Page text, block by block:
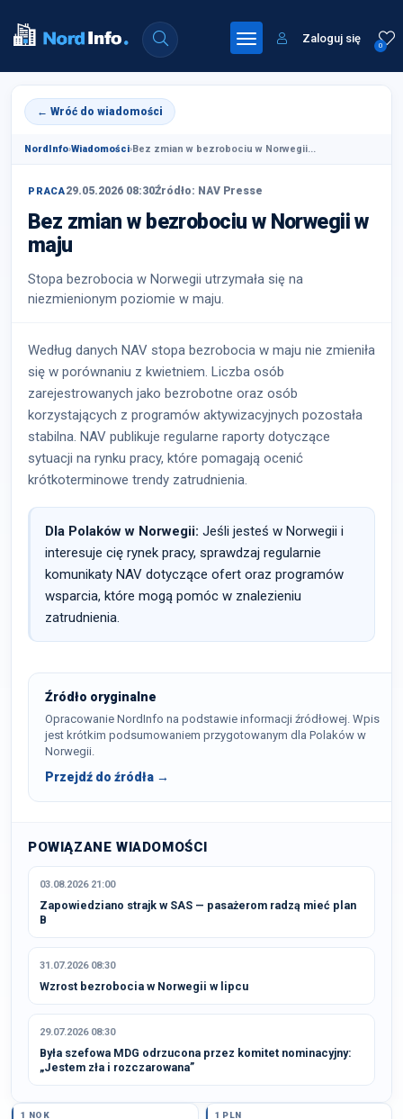
0
Zaloguj się
← Wróć do wiadomości
NordInfo›Wiadomości›Bez zmian w bezrobociu w Norwegii...
PRACA29.05.2026 08:30Źródło: NAV Presse
Bez zmian w bezrobociu w Norwegii w
maju
Stopa bezrobocia w Norwegii utrzymała się na
niezmienionym poziomie w maju.
Według danych NAV stopa bezrobocia w maju nie zmieniła
się w porównaniu z kwietniem. Liczba osób
zarejestrowanych jako bezrobotne oraz osób
korzystających z programów aktywizacyjnych pozostała
stabilna. NAV publikuje regularne raporty dotyczące
sytuacji na rynku pracy, które pomagają ocenić
krótkoterminowe trendy zatrudnienia.
Dla Polaków w Norwegii: Jeśli jesteś w Norwegii i
interesuje cię rynek pracy, sprawdzaj regularnie
komunikaty NAV dotyczące ofert oraz programów
wsparcia, które mogą pomóc w znalezieniu
zatrudnienia.
Źródło oryginalne
Opracowanie NordInfo na podstawie informacji źródłowej. Wpis
jest krótkim podsumowaniem przygotowanym dla Polaków w
Norwegii.
Przejdź do źródła →
POWIĄZANE WIADOMOŚCI
03.08.2026 21:00
Zapowiedziano strajk w SAS — pasażerom radzą mieć plan
B
31.07.2026 08:30
Wzrost bezrobocia w Norwegii w lipcu
29.07.2026 08:30
Była szefowa MDG odrzucona przez komitet nominacyjny:
„Jestem zła i rozczarowana”
1 NOK 1 PLN